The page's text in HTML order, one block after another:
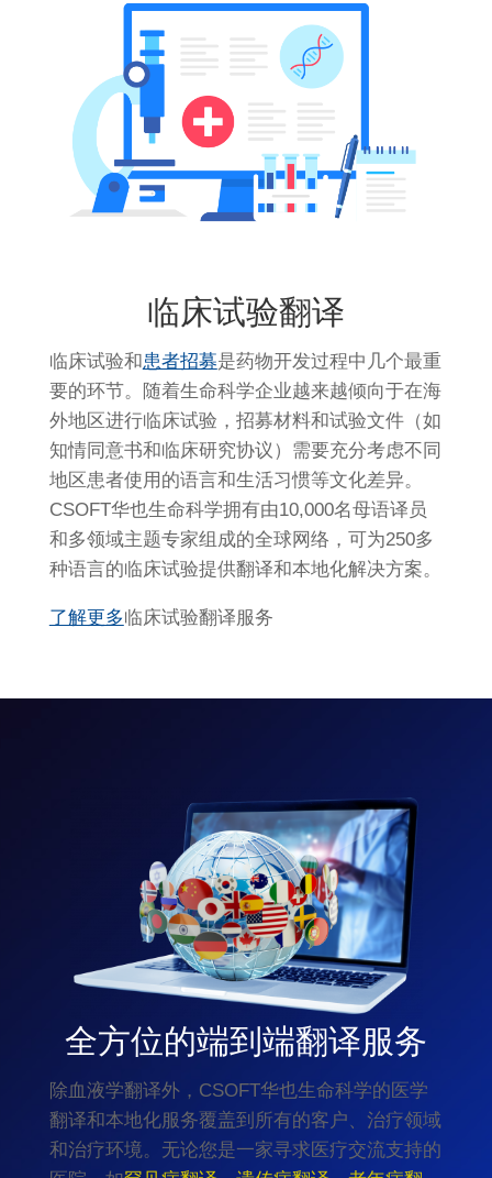
临床试验翻译
临床试验和患者招募是药物开发过程中几个最重
要的环节。随着生命科学企业越来越倾向于在海
外地区进行临床试验，招募材料和试验文件（如
知情同意书和临床研究协议）需要充分考虑不同
地区患者使用的语言和生活习惯等文化差异。
CSOFT华也生命科学拥有由10,000名母语译员
和多领域主题专家组成的全球网络，可为250多
种语言的临床试验提供翻译和本地化解决方案。
了解更多临床试验翻译服务
全方位的端到端翻译服务
除血液学翻译外，CSOFT华也生命科学的医学
翻译和本地化服务覆盖到所有的客户、治疗领域
和治疗环境。无论您是一家寻求医疗交流支持的